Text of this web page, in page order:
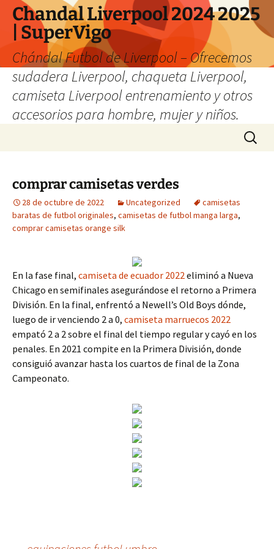
Chandal Liverpool 2024 2025
| SuperVigo
Chándal Futbol de Liverpool – Ofrecemos
sudadera Liverpool, chaqueta Liverpool,
camiseta Liverpool entrenamiento y otros
accesorios para hombre, mujer y niños.
Buscar:
comprar camisetas verdes
28 de octubre de 2022 Uncategorized
camisetas
baratas de futbol originales, camisetas de futbol manga larga,
comprar camisetas orange silk
En la fase final, camiseta de ecuador 2022eliminó a Nueva
Chicago en semifinales asegurándose el retorno a Primera
División. En la final, enfrentó a Newell’s Old Boys dónde,
luego de ir venciendo 2 a 0, camiseta marruecos 2022
empató 2 a 2 sobre el final del tiempo regular y cayó en los
penales. En 2021 compite en la Primera División, donde
consiguió avanzar hasta los cuartos de final de la Zona
Campeonato.